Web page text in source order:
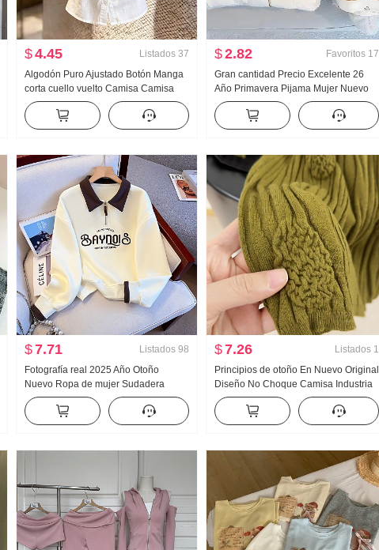
$4.45 Listados 37
Algodón Puro Ajustado Botón Manga
corta cuello vuelto Camisa Camisa
Mujer 2026 Verano Avanzado Sentido
Luz Lujo Suave Viento Top
$2.82 Favoritos 17
Gran cantidad Precio Excelente 26
Año Primavera Pijama Mujer Nuevo
Nubes Algodón Manga Larga
Pequeño cuello vuelto Ropa de casa
Conjunto Transmisión en vivo Alto
$7.71 Listados 98
Fotografía real 2025 Año Otoño
Nuevo Ropa de mujer Sudadera
Reducción de edad Mitad Cremallera
Moda Cuello polo Casual Versátil
Adelgazante
$7.26 Listados 1
Principios de otoño En Nuevo Original
Diseño No Choque Camisa Industria
pesada Jacquard tejido de punto Top
Mujer Otoño Nuevo Adelgazante